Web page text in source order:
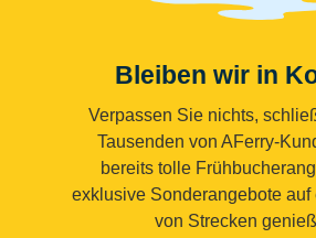
Bleiben wir in
Verpassen Sie nichts,
Tausenden von AFerry-
bereits tolle
exklusive Sonderangebote auf
von Strecken